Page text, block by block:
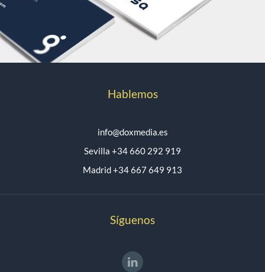
Hablemos
info@doxmedia.es
Sevilla +34 660 292 919
Madrid +34 667 649 913
Síguenos